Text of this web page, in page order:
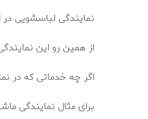
نمایندگی لباسشویی
از همین رو این
اگر چه خدماتی که در
برای مثال نمایندگی